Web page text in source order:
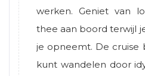
werken. Geniet van
thee aan boord terwijl
je opneemt. De cruise
kunt wandelen door